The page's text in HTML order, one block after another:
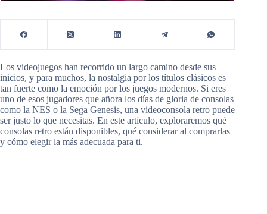
Los videojuegos han recorrido un largo camino desde sus
inicios, y para muchos, la nostalgia por los títulos clásicos es
tan fuerte como la emoción por los juegos modernos. Si eres
uno de esos jugadores que añora los días de gloria de consolas
como la NES o la Sega Genesis, una videoconsola retro puede
ser justo lo que necesitas. En este artículo, exploraremos qué
consolas retro están disponibles, qué considerar al comprarlas
y cómo elegir la más adecuada para ti.